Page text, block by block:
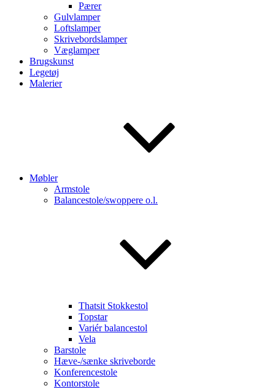
Pærer
Gulvlamper
Loftslamper
Skrivebordslamper
Væglamper
Brugskunst
Legetøj
Malerier
Møbler
Armstole
Balancestole/swoppere o.l.
Thatsit Stokkestol
Topstar
Variér balancestol
Vela
Barstole
Hæve-/sænke skriveborde
Konferencestole
Kontorstole